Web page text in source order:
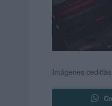
Imágenes cedidas